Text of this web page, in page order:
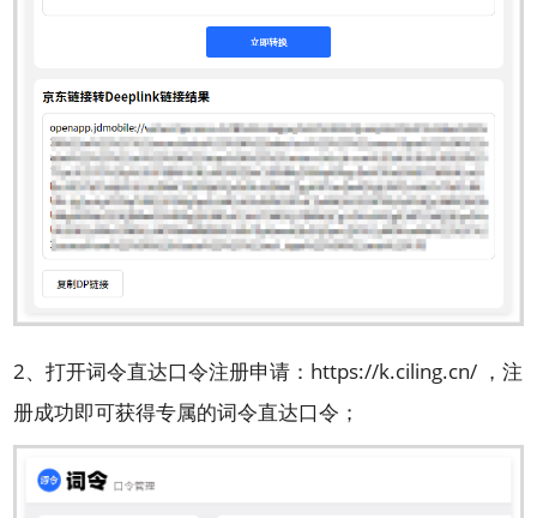
2、打开词令直达口令注册申请： https://k.ciling.cn/ ，注
册成功即可获得专属的词令直达口令；